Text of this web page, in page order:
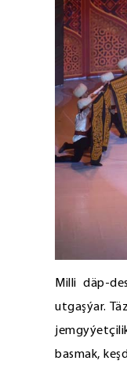
Milli däp-
utgaşýar.
basmak,